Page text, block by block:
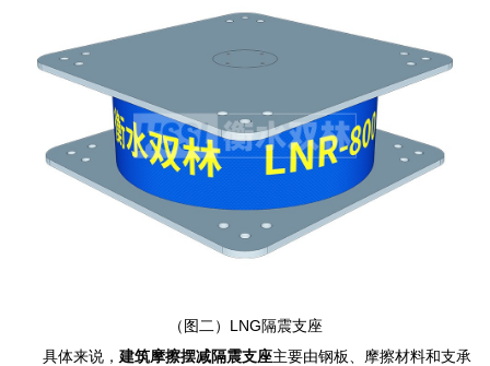
（图二）LNG隔震支座
具体来说，建筑摩擦摆减隔震支座主要由钢板、摩擦材料和支承